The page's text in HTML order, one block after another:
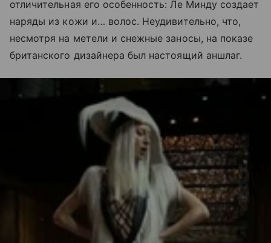
отличительная его особенность: Ле Минду создает
наряды из кожи и… волос. Неудивительно, что,
несмотря на метели и снежные заносы, на показе
британского дизайнера был настоящий аншлаг.